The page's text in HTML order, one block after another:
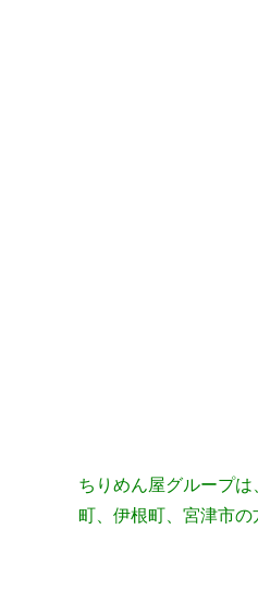
ちりめん屋グループ
町、伊根町、宮津市の